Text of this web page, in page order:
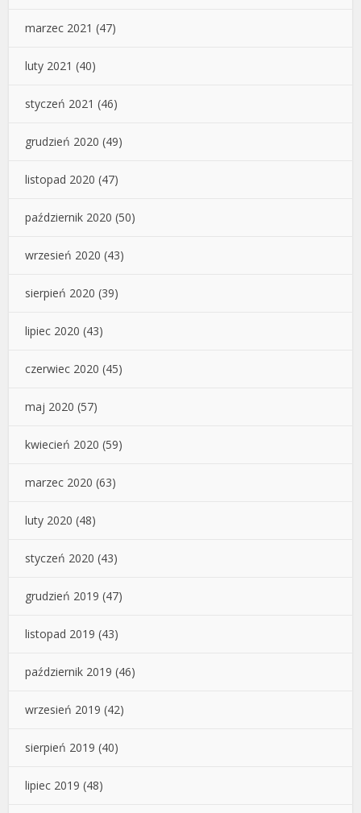
marzec 2021 (47)
luty 2021 (40)
styczeń 2021 (46)
grudzień 2020 (49)
listopad 2020 (47)
październik 2020 (50)
wrzesień 2020 (43)
sierpień 2020 (39)
lipiec 2020 (43)
czerwiec 2020 (45)
maj 2020 (57)
kwiecień 2020 (59)
marzec 2020 (63)
luty 2020 (48)
styczeń 2020 (43)
grudzień 2019 (47)
listopad 2019 (43)
październik 2019 (46)
wrzesień 2019 (42)
sierpień 2019 (40)
lipiec 2019 (48)